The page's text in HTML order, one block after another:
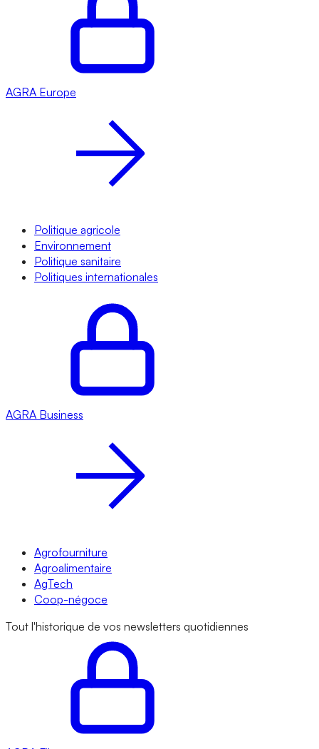
AGRA Europe
Politique agricole
Environnement
Politique sanitaire
Politiques internationales
AGRA Business
Agrofourniture
Agroalimentaire
AgTech
Coop-négoce
Tout l'historique de vos newsletters quotidiennes